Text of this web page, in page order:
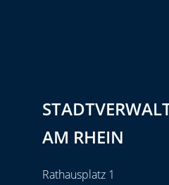
AM RHEIN
Rathausplatz 1